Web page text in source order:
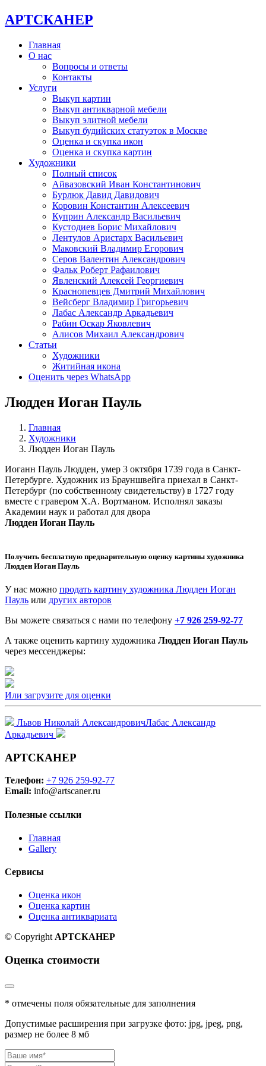
АРТСКАНЕР
Главная
О нас
Вопросы и ответы
Контакты
Услуги
Выкуп картин
Выкуп антикварной мебели
Выкуп элитной мебели
Выкуп будийских статуэток в Москве
Оценка и скупка икон
Оценка и скупка картин
Художники
Полный список
Айвазовский Иван Константинович
Бурлюк Давид Давидович
Коровин Константин Алексеевич
Куприн Александр Васильевич
Кустодиев Борис Михайлович
Лентулов Аристарх Васильевич
Маковский Владимир Егорович
Серов Валентин Александрович
Фальк Роберт Рафаилович
Явленский Алексей Георгиевич
Краснопевцев Дмитрий Михайлович
Вейсберг Владимир Григорьевич
Лабас Александр Аркадьевич
Рабин Оскар Яковлевич
Алисов Михаил Александрович
Статьи
Художники
Житийная икона
Оценить через WhatsApp
Людден Иоган Пауль
Главная
Художники
Людден Иоган Пауль
Иоганн Пауль Людден, умер 3 октября 1739 года в Санкт-
Петербурге. Художник из Брауншвейга приехал в Санкт-
Петербург (по собственному свидетельству) в 1727 году
вместе с гравером X.А. Вортманом. Исполнял заказы
Академии наук и работал для двора
Людден Иоган Пауль
Получить бесплатную предварительную оценку картины художника
Людден Иоган Пауль
У нас можно продать картину художника Людден Иоган
Пауль или других авторов
Вы можете связаться с нами по телефону +7 926 259-92-77
А также оценить картину художника Людден Иоган Пауль
через мессенджеры:
Или загрузите для оценки
Львов Николай АлександровичЛабас Александр
Аркадьевич
АРТСКАНЕР
Телефон: +7 926 259-92-77
Email: info@artscaner.ru
Полезные ссылки
Главная
Gallery
Сервисы
Оценка икон
Оценка картин
Оценка антиквариата
© CopyrightАРТСКАНЕР
Оценка стоимости
* отмечены поля обязательные для заполнения
Допустимые расширения при загрузке фото: jpg, jpeg, png,
размер не более 8 мб